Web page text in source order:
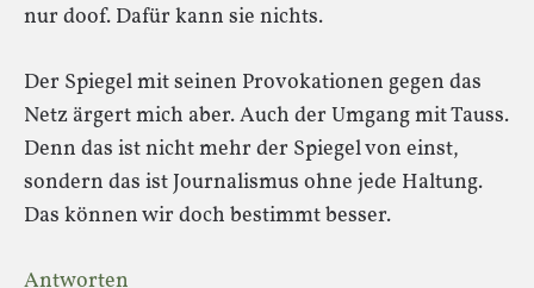
nur doof. Dafür kann sie nichts.
Der Spiegel mit seinen Provokationen gegen das
Netz ärgert mich aber. Auch der Umgang mit Tauss.
Denn das ist nicht mehr der Spiegel von einst,
sondern das ist Journalismus ohne jede Haltung.
Das können wir doch bestimmt besser.
Antworten